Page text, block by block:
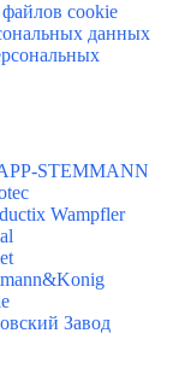
cookie
данных
STEMMANN
Wampfler
Завод